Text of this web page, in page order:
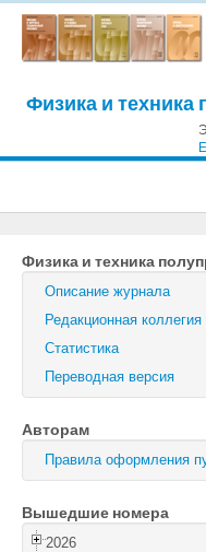
Физика и техника
Журнал
Письма в Журнал
Физика твердого
Физика и техника
Оптика и
Поиск
Войти
Физика и техника
Описание журнала
Редакционная коллегия
Статистика
Переводная версия
Авторам
Правила оформления
Вышедшие номера
2026